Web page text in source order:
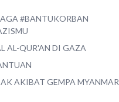
#BANTUKORBAN
AL-QUR'AN DI GAZA
AKIBAT GEMPA MYANMAR